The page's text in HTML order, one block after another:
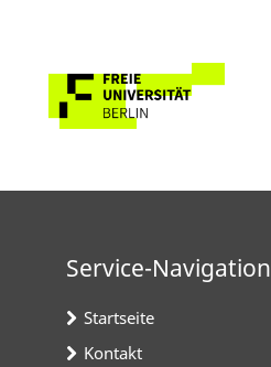
Service-Navigation
Startseite
Kontakt